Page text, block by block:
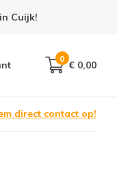
Cuijk!
0
€ 0,00
direct contact op!